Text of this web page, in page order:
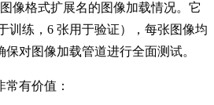
像格式扩展名的图像加载情况。它
训练，6 张用于验证），每张图像均
对图像加载管道进行全面测试。
有价值：